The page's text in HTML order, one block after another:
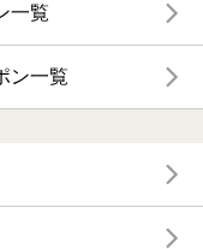
一覧
ン一覧